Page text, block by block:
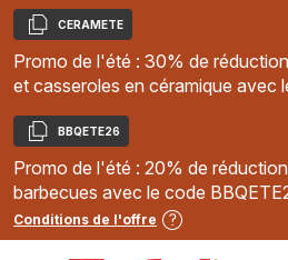
Copier
CERAMETE
Promo de l'été : 30% de
et casseroles en céramique avec
Copier
BBQETE26
Promo de l'été : 20% de
barbecues avec le code
Conditions de l'offre